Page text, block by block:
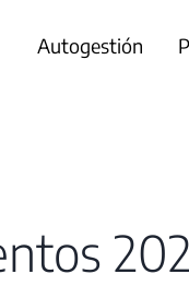
Main
Autogestión